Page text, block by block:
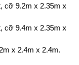
cỡ 9.2m x 2.35m x
cỡ 9.4m x 2.35m x
x 2.4m x 2.4m.